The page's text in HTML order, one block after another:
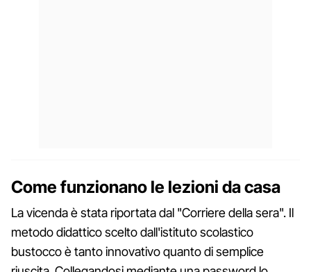
Come funzionano le lezioni da casa
La vicenda è stata riportata dal "Corriere della sera". Il
metodo didattico scelto dall'istituto scolastico
bustocco è tanto innovativo quanto di semplice